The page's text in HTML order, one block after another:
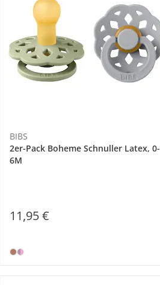
BIBS
2er-Pack Boheme Schnuller Latex, 0-
6M
11,95 €